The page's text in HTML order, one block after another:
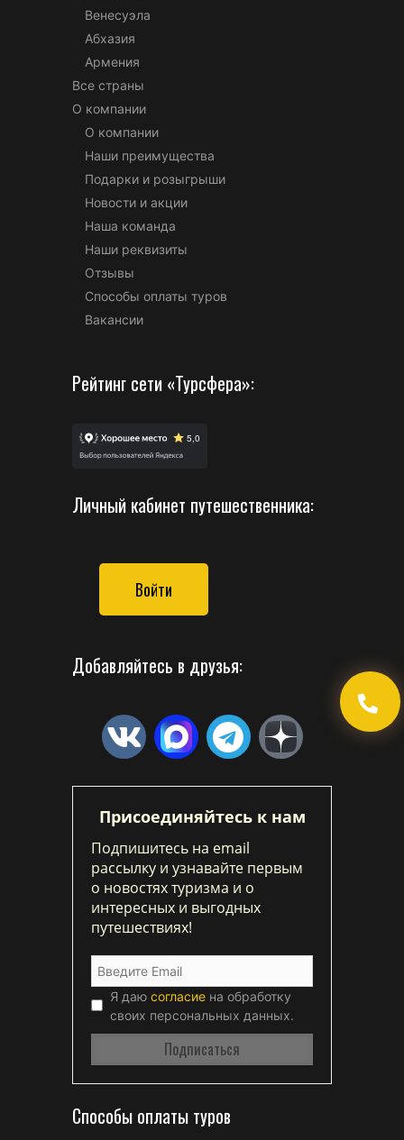
Венесуэла
Абхазия
Армения
Все страны
О компании
О компании
Наши преимущества
Подарки и розыгрыши
Новости и акции
Наша команда
Наши реквизиты
Отзывы
Способы оплаты туров
Вакансии
Рейтинг сети «Турсфера»:
Личный кабинет путешественника:
Войти
Добавляйтесь в друзья:
Присоединяйтесь к нам
Подпишитесь на email
рассылку и узнавайте первым
о новостях туризма и о
интересных и выгодных
путешествиях!
Я даю согласие на обработку
своих персональных данных.
Способы оплаты туров